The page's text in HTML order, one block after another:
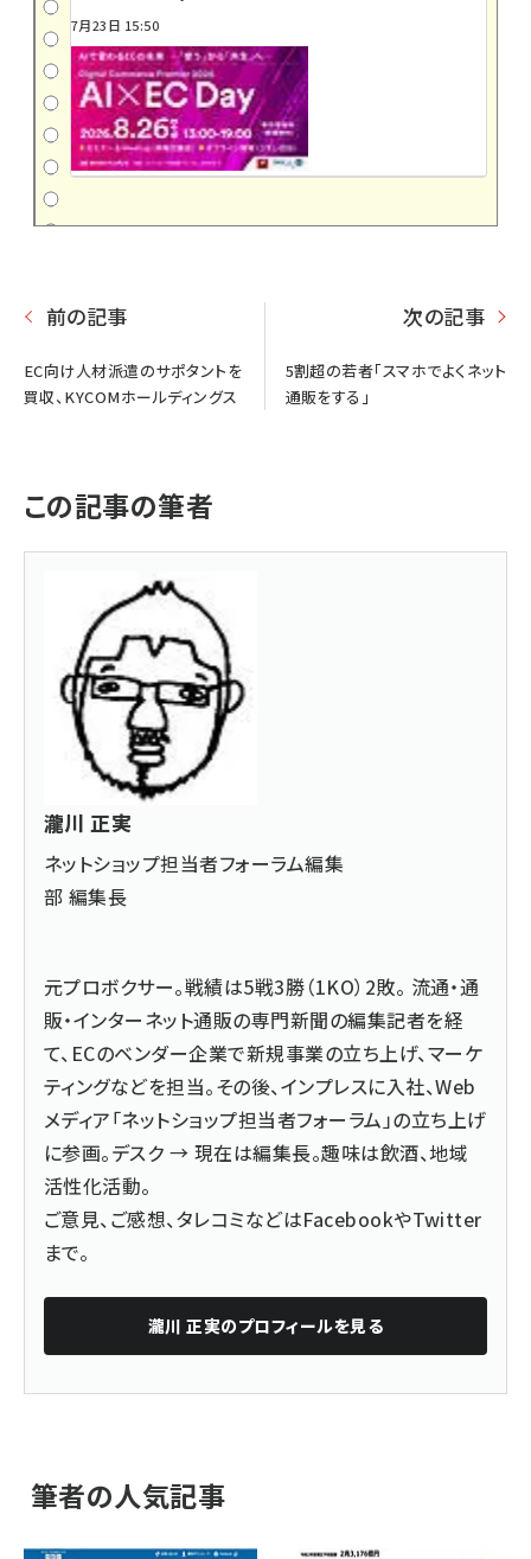
7月23日 15:50
前の記事
EC向け人材派遣のサポタントを
買収、KYCOMホールディングス
次の記事
5割超の若者「スマホでよくネット
通販をする」
この記事の筆者
瀧川 正実
ネットショップ担当者フォーラム編集
部 編集長
元プロボクサー。戦績は5戦3勝（1KO）2敗。 流通・通
販・インターネット通販の専門新聞の編集記者を経
て、ECのベンダー企業で新規事業の立ち上げ、マーケ
ティングなどを担当。その後、インプレスに入社、Web
メディア「ネットショップ担当者フォーラム」の立ち上げ
に参画。デスク → 現在は編集長。趣味は飲酒、地域
活性化活動。
ご意見、ご感想、タレコミなどはFacebookやTwitter
まで。
瀧川 正実のプロフィールを見る
筆者の人気記事